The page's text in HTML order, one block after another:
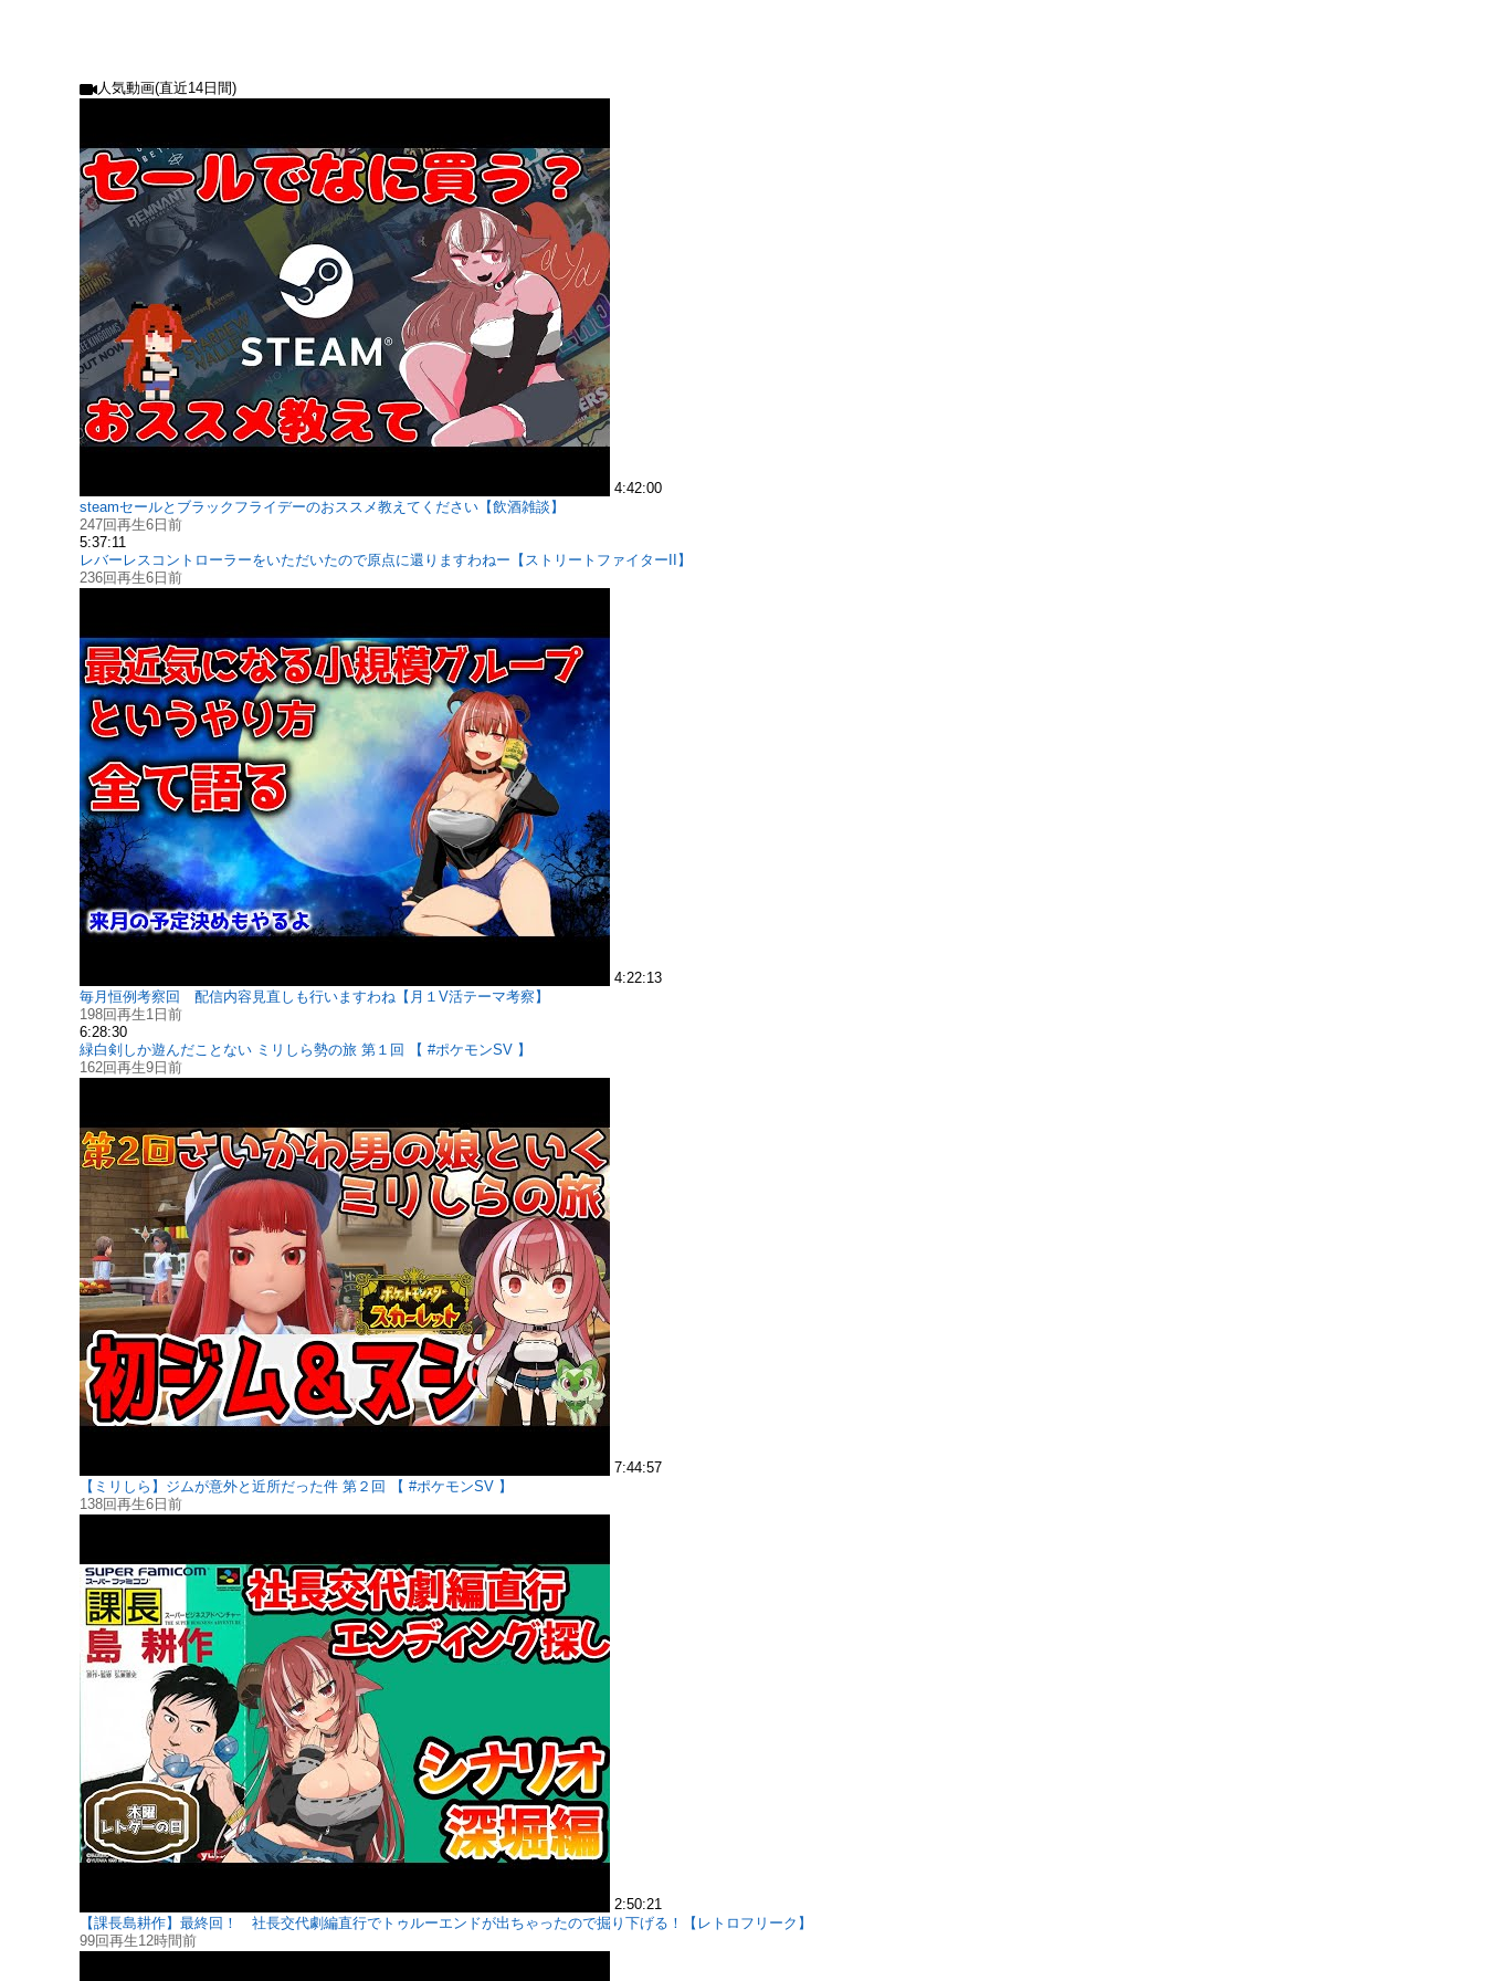
人気動画(直近14日間)
4:42:00
steamセールとブラックフライデーのおススメ教えてください【飲酒雑談】
247回再生6日前
5:37:11
レバーレスコントローラーをいただいたので原点に還りますわねー【ストリートファイターII】
236回再生6日前
4:22:13
毎月恒例考察回 配信内容見直しも行いますわね【月１V活テーマ考察】
198回再生1日前
6:28:30
緑白剣しか遊んだことない ミリしら勢の旅 第１回 【 #ポケモンSV 】
162回再生9日前
7:44:57
【ミリしら】ジムが意外と近所だった件 第２回 【 #ポケモンSV 】
138回再生6日前
2:50:21
【課長島耕作】最終回！ 社長交代劇編直行でトゥルーエンドが出ちゃったので掘り下げる！【レトロフリーク】
99回再生12時間前